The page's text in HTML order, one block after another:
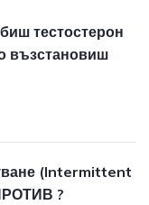
тестостерон
възстановиш
(Intermittent
?